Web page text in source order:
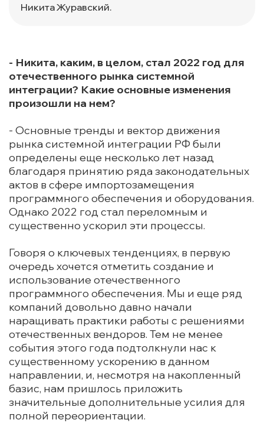
Никита Журавский.
- Никита, каким, в целом, стал 2022 год для
отечественного рынка системной
интеграции? Какие основные изменения
произошли на нем?
- Основные тренды и вектор движения
рынка системной интеграции РФ были
определены еще несколько лет назад
благодаря принятию ряда законодательных
актов в сфере импортозамещения
программного обеспечения и оборудования.
Однако 2022 год стал переломным и
существенно ускорил эти процессы.
Говоря о ключевых тенденциях, в первую
очередь хочется отметить создание и
использование отечественного
программного обеспечения. Мы и еще ряд
компаний довольно давно начали
наращивать практики работы с решениями
отечественных вендоров. Тем не менее
события этого года подтолкнули нас к
существенному ускорению в данном
направлении, и, несмотря на накопленный
базис, нам пришлось приложить
значительные дополнительные усилия для
полной переориентации.